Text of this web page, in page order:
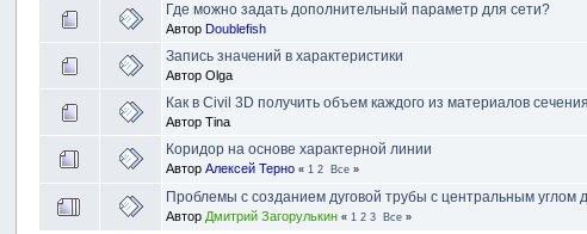
Где можно задать дополнительный параметр для сети?
Автор Doublefish
Запись значений в характеристики
АвторOlga
Как в Civil 3D получить объем каждого из материалов сечения
АвторTina
Коридор на основе характерной линии
АвторАлексей Терно «1 2 Все »
Проблемы с созданием дуговой трубы с центральным углом
Автор Дмитрий Загорулькин «1 2 3 Все »